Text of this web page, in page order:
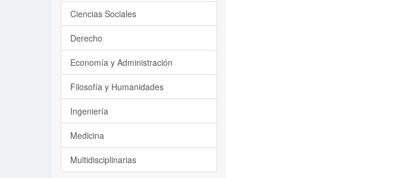
Ciencias Sociales
Derecho
Economía y Administración
Filosofía y Humanidades
Ingeniería
Medicina
Multidisciplinarias